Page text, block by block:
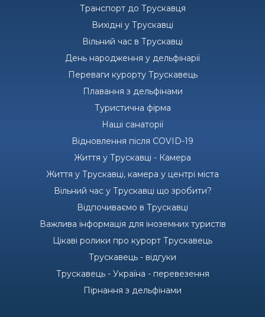
Транспорт до Трускавця
Вихідні у Трускавці
Вільний час в Трускавці
День народження у дельфінарії
Переваги курорту Трускавець
Плавання з дельфінами
Туристична фірма
Наші санаторії
Відновлення після COVID-19
Життя у Трускавці - Камера
Життя у Трускавці, камера у центрі міста
Вільний час у Трускавці що зробити?
Відпочиваємо в Трускавці
Важлива інформація для іноземних туристів
Цікаві ролики про курорт Трускавець
Трускавець - відгуки
Трускавець - Україна - перевезення
Пірнання з дельфінами